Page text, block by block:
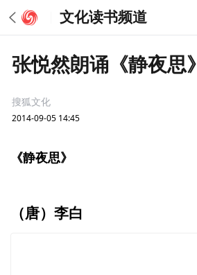
文化读书频道
张悦然朗诵《静夜思》
搜狐文化
2014-09-05 14:45
《静夜思》
（唐）李白